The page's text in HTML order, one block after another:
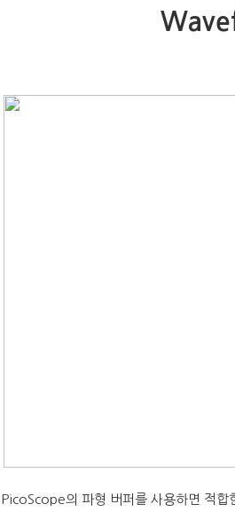
PicoScope의 파형 버퍼를 사용하면 적합